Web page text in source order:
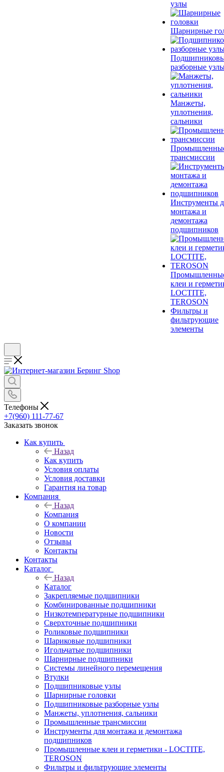
узлы
Шарнирные
разборные
Манжеты,
уплотнения,
сальники
трансмиссии
Инструменты
монтажа и
демонтажа
подшипников
клеи и
LOCTITE,
TEROSON
Фильтры и
фильтрующие
элементы
Телефоны
+7(960) 111-77-67
Заказать звонок
Как купить
Назад
Как купить
Условия оплаты
Условия доставки
Гарантия на товар
Компания
Назад
Компания
О компании
Новости
Отзывы
Контакты
Контакты
Каталог
Назад
Каталог
Закрепляемые подшипники
Комбинированные подшипники
Низкотемпературные подшипники
Сверхточные подшипники
Роликовые подшипники
Шариковые подшипники
Игольчатые подшипники
Шарнирные подшипники
Системы линейного перемещения
Втулки
Подшипниковые узлы
Шарнирные головки
Подшипниковые разборные узлы
Манжеты, уплотнения, сальники
Промышленные трансмиссии
Инструменты для монтажа и демонтажа
подшипников
Промышленные клеи и герметики - LOCTITE,
TEROSON
Фильтры и фильтрующие элементы